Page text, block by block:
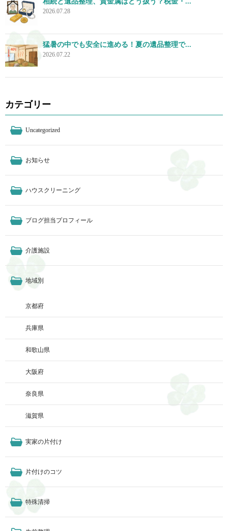
2026.07.28
猛暑の中でも安全に進める！夏の遺品整理で...
2026.07.22
カテゴリー
Uncategorized
お知らせ
ハウスクリーニング
ブログ担当プロフィール
介護施設
地域別
京都府
兵庫県
和歌山県
大阪府
奈良県
滋賀県
実家の片付け
片付けのコツ
特殊清掃